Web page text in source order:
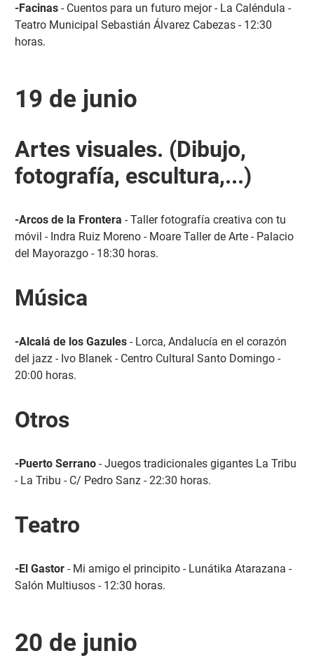
-Facinas- Cuentos para un futuro mejor - La Caléndula -
Teatro Municipal Sebastián Álvarez Cabezas - 12:30
horas.
19 de junio
Artes visuales. (Dibujo,
fotografía, escultura,...)
-Arcos de la Frontera - Taller fotografía creativa con tu
móvil - Indra Ruiz Moreno - Moare Taller de Arte - Palacio
del Mayorazgo - 18:30 horas.
Música
-Alcalá de los Gazules- Lorca, Andalucía en el corazón
del jazz - Ivo Blanek - Centro Cultural Santo Domingo -
20:00 horas.
Otros
-Puerto Serrano- Juegos tradicionales gigantes La Tribu
- La Tribu - C/ Pedro Sanz - 22:30 horas.
Teatro
-El Gastor- Mi amigo el principito - Lunátika Atarazana -
Salón Multiusos - 12:30 horas.
20 de junio